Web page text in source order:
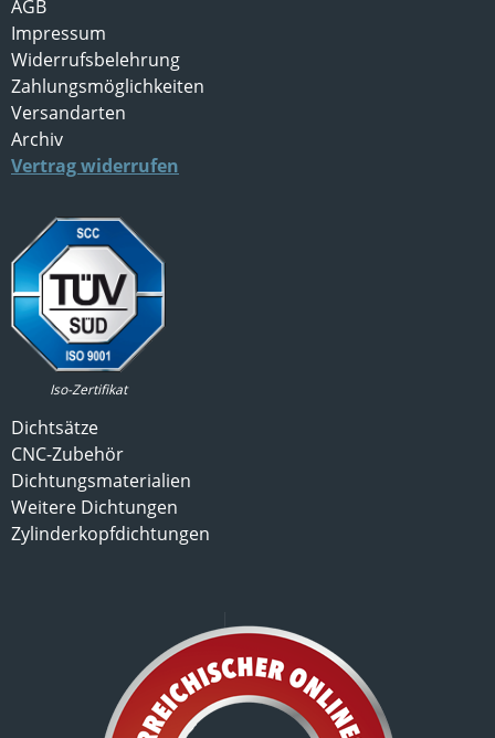
AGB
Impressum
Widerrufsbelehrung
Zahlungsmöglichkeiten
Versandarten
Archiv
Vertrag widerrufen
Iso-Zertifikat
Dichtsätze
CNC-Zubehör
Dichtungsmaterialien
Weitere Dichtungen
Zylinderkopfdichtungen